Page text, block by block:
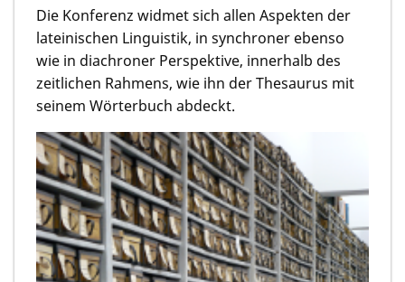
Die Konferenz widmet sich allen Aspekten der
lateinischen Linguistik, in synchroner ebenso
wie in diachroner Perspektive, innerhalb des
zeitlichen Rahmens, wie ihn der Thesaurus mit
seinem Wörterbuch abdeckt.